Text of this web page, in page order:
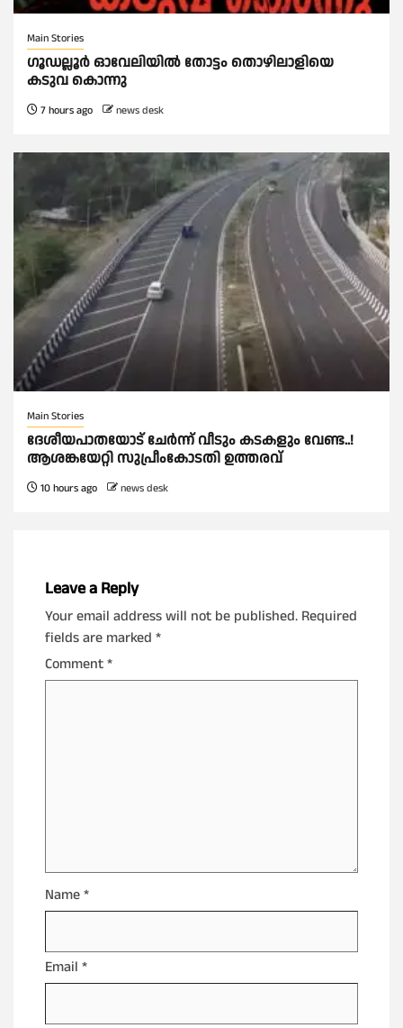
Main Stories
ഗൂഡല്ലൂർ ഓവേലിയിൽ തോട്ടം തൊഴിലാളിയെ
കടുവ കൊന്നു
7 hours ago news desk
Main Stories
ദേശീയപാതയോട് ചേര്‍ന്ന് വീടും കടകളും വേണ്ട..!
ആശങ്കയേറ്റി സുപ്രീംകോടതി ഉത്തരവ്
10 hours ago news desk
Leave a Reply
Your email address will not be published. Required
fields are marked *
Comment*
Name*
Email *